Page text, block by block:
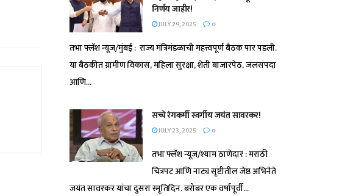
निर्णय जाहीर!
JULY 29, 2025 0
तभा फ्लॅश न्यूज/मुंबई : राज्य मंत्रिमंडळाची महत्त्वपूर्ण बैठक पार पडली.
या बैठकीत ग्रामीण विकास, महिला सुरक्षा, शेती बाजारपेठ, जलसंपदा
आणि...
सच्चे रंगकर्मी स्वर्गीय जयंत सावरकर!
JULY 23, 2025 0
तभा फ्लॅश न्यूज/श्याम ठाणेदार : मराठी
चित्रपट आणि नाट्य सृष्टीतील जेष्ठ अभिनेते
जयंत सावरकर यांचा दुसरा स्मृतिदिन. बरोबर एक वर्षापूर्वी...